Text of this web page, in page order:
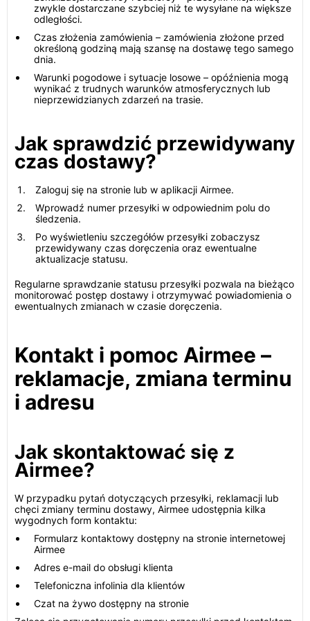
zwykle dostarczane szybciej niż te wysyłane na większe
odległości.
Czas złożenia zamówienia – zamówienia złożone przed
określoną godziną mają szansę na dostawę tego samego
dnia.
Warunki pogodowe i sytuacje losowe – opóźnienia mogą
wynikać z trudnych warunków atmosferycznych lub
nieprzewidzianych zdarzeń na trasie.
Jak sprawdzić przewidywany
czas dostawy?
Zaloguj się na stronie lub w aplikacji Airmee.
Wprowadź numer przesyłki w odpowiednim polu do
śledzenia.
Po wyświetleniu szczegółów przesyłki zobaczysz
przewidywany czas doręczenia oraz ewentualne
aktualizacje statusu.
Regularne sprawdzanie statusu przesyłki pozwala na bieżąco
monitorować postęp dostawy i otrzymywać powiadomienia o
ewentualnych zmianach w czasie doręczenia.
Kontakt i pomoc Airmee –
reklamacje, zmiana terminu
i adresu
Jak skontaktować się z
Airmee?
W przypadku pytań dotyczących przesyłki, reklamacji lub
chęci zmiany terminu dostawy, Airmee udostępnia kilka
wygodnych form kontaktu:
Formularz kontaktowy dostępny na stronie internetowej
Airmee
Adres e-mail do obsługi klienta
Telefoniczna infolinia dla klientów
Czat na żywo dostępny na stronie